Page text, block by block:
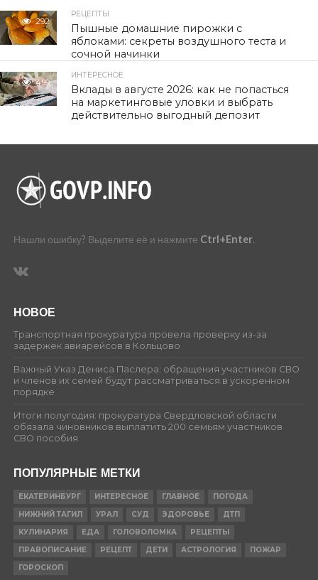
292
РЕЦЕПТЫ
Пышные домашние пирожки с
яблоками: секреты воздушного теста и
сочной начинки
459
ИНТЕРЕСНОЕ
Вклады в августе 2026: как не попасться
на маркетинговые уловки и выбрать
действительно выгодный депозит
Нашли ошибку? Выделите её и нажмите Ctrl+Enter.
НОВОЕ
Транспортная прокуратура провела проверку из-за
задержек авиарейсов в Кольцово
Важный Указ Дениса Паслера: обращения участников СВО
и членов их семей будут рассматриваться в ускоренном
порядке
Итоги полугодия: прокуратура Свердловской области
обязала чиновников выплатить 200 семьям участников
СВО пособия
ПОПУЛЯРНЫЕ МЕТКИ
ЕКАТЕРИНБУРГ ИНТЕРЕСНОЕ ГЛАВНОЕ
ПОГОДА
НИЖНИЙ ТАГИЛ
УРАЛ СУД ЗДОРОВЬЕ
ДТП
КУЛИНАРИЯ
ЕДА ГОЛОВОЛОМКА
РЕЦЕПТЫ
ПРАВОПИСАНИЕ
РЕЦЕПТ ДЕТИ АСТРОЛОГИЯ
ПОЖАР
ГОРОСКОП